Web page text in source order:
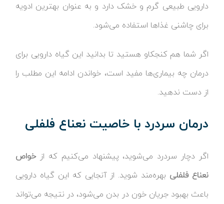
دارویی طبیعی گرم و خشک دارد و به عنوان بهترین ادویه
برای چاشنی غذاها استفاده می‌شود.
اگر شما هم کنجکاو هستید تا بدانید این گیاه دارویی برای
درمان چه بیماری‌ها مفید است، خواندن ادامه این مطلب را
از دست ندهید.
درمان سردرد با خاصیت نعناع فلفلی
اگر دچار سردرد می‌شوید، پیشنهاد می‌کنیم که ازخواص
نعناع فلفلی بهره‌مند شوید. از آنجایی که این گیاه دارویی
باعث بهبود جریان خون در بدن می‌شود، در نتیجه می‌تواند